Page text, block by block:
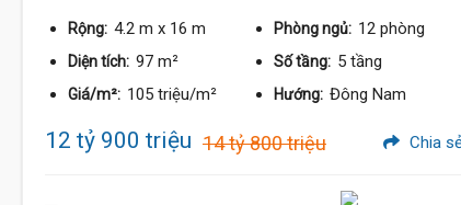
Rộng: 4.2 m x 16 m Phòng ngủ: 12 phòng
Diện tích: 97 m² Số tầng: 5 tầng
Giá/m²: 105 triệu/m² Hướng: Đông Nam
12 tỷ 900 triệu 14 tỷ 800 triệu Chia